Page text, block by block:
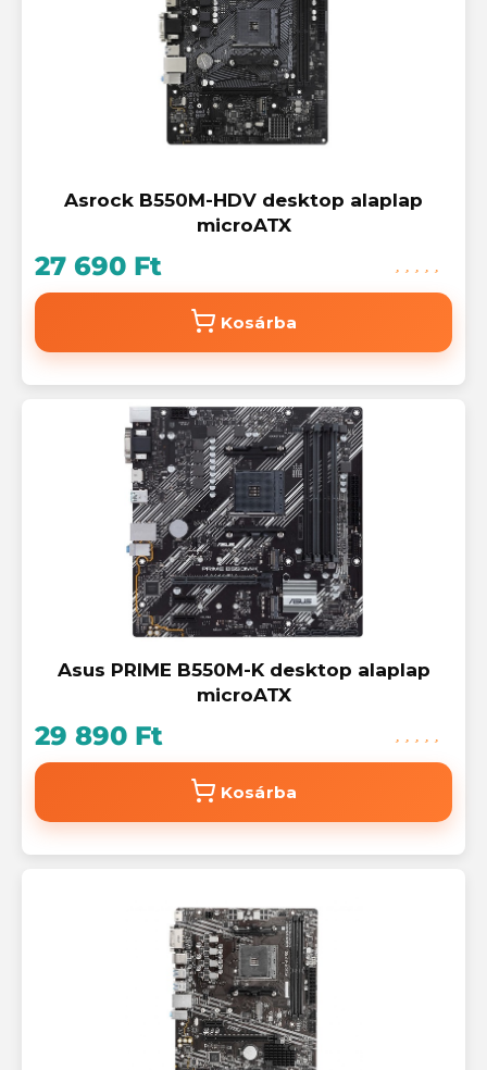
Asrock B550M-HDV desktop alaplap
microATX
27 690 Ft
Kosárba
Asus PRIME B550M-K desktop alaplap
microATX
29 890 Ft
Kosárba